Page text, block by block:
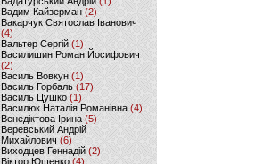
Вадим Кайзерман (2)
Вакарчук Святослав Іванович
(4)
Вальтер Сергій (1)
Василишин Роман Йосифович
(2)
Василь Вовкун (1)
Василь Горбаль (17)
Василь Цушко (1)
Василюк Наталія Романівна (4)
Венедіктова Ірина(5)
Веревський Андрій
Михайлович (6)
Виходцев Геннадій (2)
Віктор Ющенко (4)